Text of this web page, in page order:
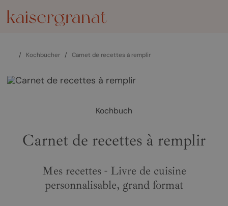
/ Kochbücher / Carnet de recettes à remplir
Kochbuch
Carnet de recettes à remplir
Mes recettes - Livre de cuisine
personnalisable, grand format